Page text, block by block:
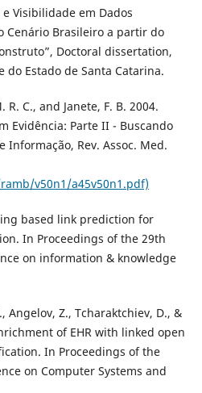
e Visibilidade em Dados
Cenário Brasileiro a partir do
Doctoral dissertation,
do Estado de Santa Catarina.
C., and Janete, F. B. 2004.
Evidência: Parte II - Buscando
Informação, Rev. Assoc. Med.
v50n1/a45v50n1.pdf)
based link prediction for
In Proceedings of the 29th
on information & knowledge
Angelov, Z., Tcharaktchiev, D., &
of EHR with linked open
In Proceedings of the
on Computer Systems and